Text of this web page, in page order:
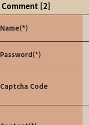
Comment [2]
Name(*)
Password(*)
Captcha Code